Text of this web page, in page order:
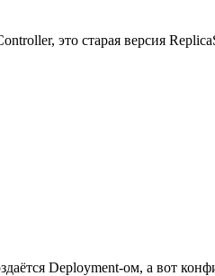
это старая версия
Deployment-ом, а вот